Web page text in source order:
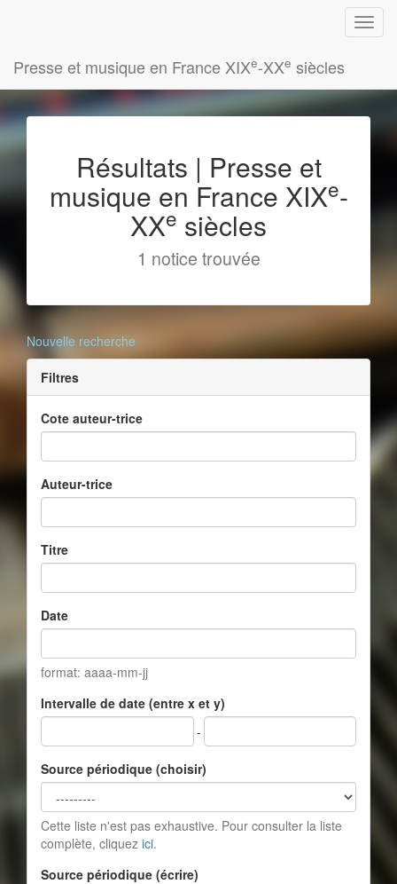
Presse et musique en France XIXe-XXe siècles
Résultats | Presse et
musique en France XIXe-
XXe siècles
1 notice trouvée
Nouvelle recherche
Filtres
Cote auteur-trice
Auteur-trice
Titre
Date
format: aaaa-mm-jj
Intervalle de date (entre x et y)
-
Source périodique (choisir)
Cette liste n'est pas exhaustive. Pour consulter la liste
complète, cliquez ici.
Source périodique (écrire)